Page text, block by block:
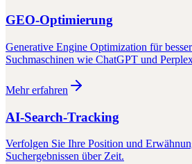
GEO-Optimierung
Generative Engine Optimization für
Suchmaschinen wie ChatGPT und
Mehr erfahren
AI-Search-Tracking
Verfolgen Sie Ihre Position und
Suchergebnissen über Zeit.